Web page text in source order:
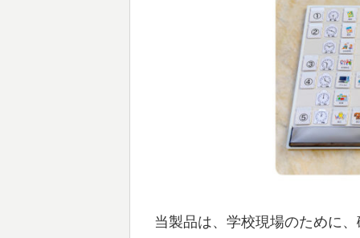
当製品は、学校現場のために